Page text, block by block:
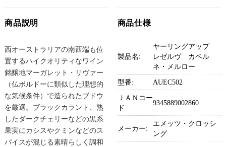
商品説明
西オーストラリアの南西端も位
置するハイクオリティなワイン
銘醸地マーガレット・リヴァー
（仏ボルドーに類似した理想的
な気候条件）で造られたブドウ
を厳選。ブラックカラント、熟
したダークチェリーなどの黒系
果実にカシスやクミンなどのス
パイスが混じる素晴らしく調和
商品仕様
製品名:
ヤーリングアップ
レゼルヴ カベル
ネ・メルロー
型番:
AUEC502
ＪＡＮコー
ド:
9345889002860
メーカー:
エメッツ・クロッシ
ング